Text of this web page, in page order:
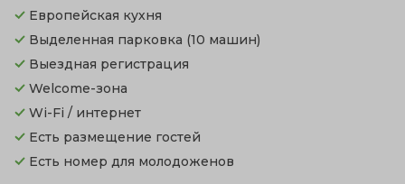
Европейская кухня
Выделенная парковка (10 машин)
Выездная регистрация
Welcome-зона
Wi-Fi / интернет
Есть размещение гостей
Есть номер для молодоженов